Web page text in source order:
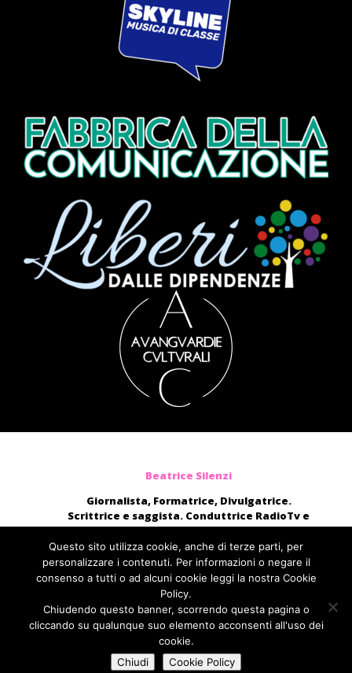
Beatrice Silenzi
Giornalista, Formatrice, Divulgatrice.
Scrittrice e saggista. Conduttrice RadioTv e
blogger.
Moderatrice, presentatrice di eventi, voce di
audiolibri e campagne pubblicitarie nazionali.
direttamente@beatricesilenzi.it
ufficiostampa@fcom.it
Fabbrica della Comunicazione
Questo sito utilizza cookie, anche di terze parti, per
personalizzare i contenuti. Per informazioni o negare il
consenso a tutti o ad alcuni cookie leggi la nostra Cookie
Policy.
Chiudendo questo banner, scorrendo questa pagina o
cliccando su qualunque suo elemento acconsenti all'uso dei
cookie.
Chiudi
Cookie Policy